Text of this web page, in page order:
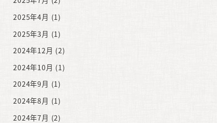
2025年4月 (1)
2025年3月 (1)
2024年12月 (2)
2024年10月 (1)
2024年9月 (1)
2024年8月 (1)
2024年7月 (2)